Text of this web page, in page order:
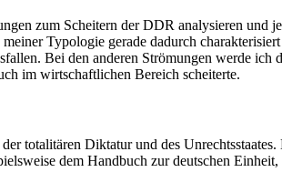
zum Scheitern der DDR analysieren und
Typologie gerade dadurch
Bei den anderen Strömungen werde
im wirtschaftlichen Bereich scheiterte.
totali­tären Diktatur und des
dem Handbuch zur deutschen